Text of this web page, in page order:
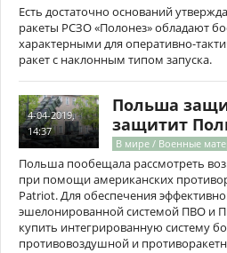
Есть достаточно оснований
ракеты РСЗО «Полонез» обладают
характерными для оперативно-
ракет с наклонным типом запуска.
4-04-2019,
14:37
Польша
защитит
В мире / Военные
Польша пообещала рассмотреть
при помощи американских
Patriot. Для обеспечения
эшелонированной системой ПВО и
купить интегрированную систему
противовоздушной и